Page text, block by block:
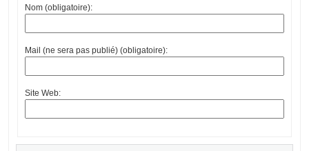
Nom (obligatoire):
Mail (ne sera pas publié) (obligatoire):
Site Web: